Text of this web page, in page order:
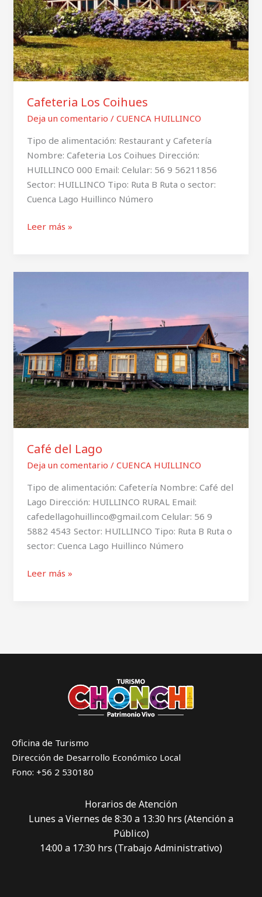
Cafeteria Los Coihues
Deja un comentario / CUENCA HUILLINCO
Tipo de alimentación: Restaurant y Cafetería
Nombre: Cafeteria Los Coihues Dirección:
HUILLINCO 000 Email: Celular: 56 9 56211856
Sector: HUILLINCO Tipo: Ruta B Ruta o sector:
Cuenca Lago Huillinco Número
Leer más »
Café del Lago
Deja un comentario / CUENCA HUILLINCO
Tipo de alimentación: Cafetería Nombre: Café del
Lago Dirección: HUILLINCO RURAL Email:
cafedellagohuillinco@gmail.com Celular: 56 9
5882 4543 Sector: HUILLINCO Tipo: Ruta B Ruta o
sector: Cuenca Lago Huillinco Número
Leer más »
Oficina de Turismo
Dirección de Desarrollo Económico Local
Fono: +56 2 530180
Horarios de Atención
Lunes a Viernes de 8:30 a 13:30 hrs (Atención a
Público)
14:00 a 17:30 hrs (Trabajo Administrativo)